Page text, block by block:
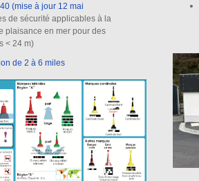
(mise à jour 12 mai
de sécurité applicables à la
plaisance en mer pour des
< 24 m)
de 2 à 6 miles